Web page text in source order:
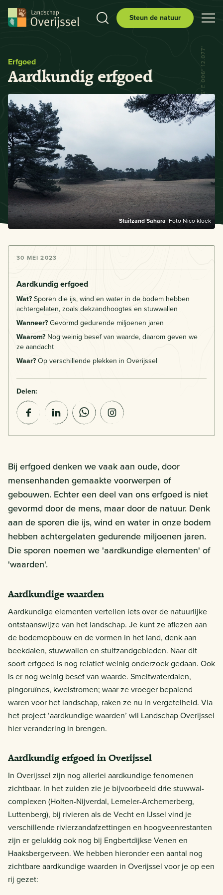
Steun de natuur
Erfgoed
Aardkundig erfgoed
Stuifzand SaharaFoto Nico kloek
N 52° 29.556' E 006° 12.077'
30 MEI 2023
Aardkundig erfgoed
Wat?Sporen die ijs, wind en water in de bodem hebben
achtergelaten, zoals dekzandhoogtes en stuwwallen
Wanneer?Gevormd gedurende miljoenen jaren
Waarom? Nog weinig besef van waarde, daarom geven we
ze aandacht
Waar?Op verschillende plekken in Overijssel
Delen:
Bij erfgoed denken we vaak aan oude, door
mensenhanden gemaakte voorwerpen of
gebouwen. Echter een deel van ons erfgoed is niet
gevormd door de mens, maar door de natuur. Denk
aan de sporen die ijs, wind en water in onze bodem
hebben achtergelaten gedurende miljoenen jaren.
Die sporen noemen we 'aardkundige elementen' of
'waarden'.
Aardkundige waarden
Aardkundige elementen vertellen iets over de natuurlijke
ontstaanswijze van het landschap. Je kunt ze aflezen aan
de bodemopbouw en de vormen in het land, denk aan
beekdalen, stuwwallen en stuifzandgebieden. Naar dit
soort erfgoed is nog relatief weinig onderzoek gedaan. Ook
is er nog weinig besef van waarde. Smeltwaterdalen,
pingoruïnes, kwelstromen; waar ze vroeger bepalend
waren voor het landschap, raken ze nu in vergetelheid. Via
het project ‘aardkundige waarden’ wil Landschap Overijssel
hier verandering in brengen.
Aardkundig erfgoed in Overijssel
In Overijssel zijn nog allerlei aardkundige fenomenen
zichtbaar. In het zuiden zie je bijvoorbeeld drie stuwwal-
complexen (Holten-Nijverdal, Lemeler-Archemerberg,
Luttenberg), bij rivieren als de Vecht en IJssel vind je
verschillende rivierzandafzettingen en hoogveenrestanten
zijn er gelukkig ook nog bij Engbertdijkse Venen en
Haaksbergerveen. We hebben hieronder een aantal nog
zichtbare aardkundige waarden in Overijssel voor je op een
rij gezet: